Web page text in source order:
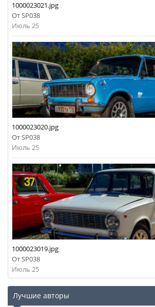
1000023021.jpg
ОтSP038
Июль 25
1000023020.jpg
ОтSP038
Июль 25
1000023019.jpg
ОтSP038
Июль 25
Лучшие авторы